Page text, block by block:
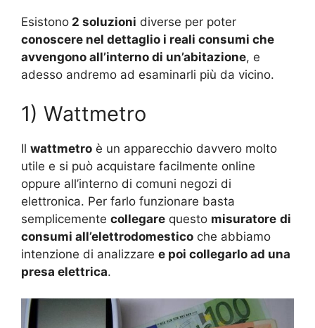
Esistono 2 soluzioni diverse per poter
conoscere nel dettaglio i reali consumi che
avvengono all’interno di un’abitazione, e
adesso andremo ad esaminarli più da vicino.
1) Wattmetro
Il wattmetro è un apparecchio davvero molto
utile e si può acquistare facilmente online
oppure all’interno di comuni negozi di
elettronica. Per farlo funzionare basta
semplicemente collegare questo misuratore di
consumi all’elettrodomestico che abbiamo
intenzione di analizzare e poi collegarlo ad una
presa elettrica.